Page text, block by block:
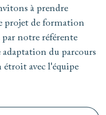
à prendre
projet de formation
par notre référente
adaptation du parcours
étroit avec l'équipe